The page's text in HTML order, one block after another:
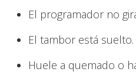
El programador no
El tambor está suelto.
Huele a quemado o